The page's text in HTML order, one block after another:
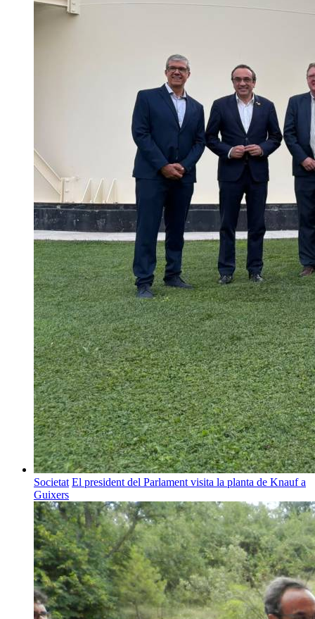
Societat El president del Parlament visita la planta de Knauf a
Guixers